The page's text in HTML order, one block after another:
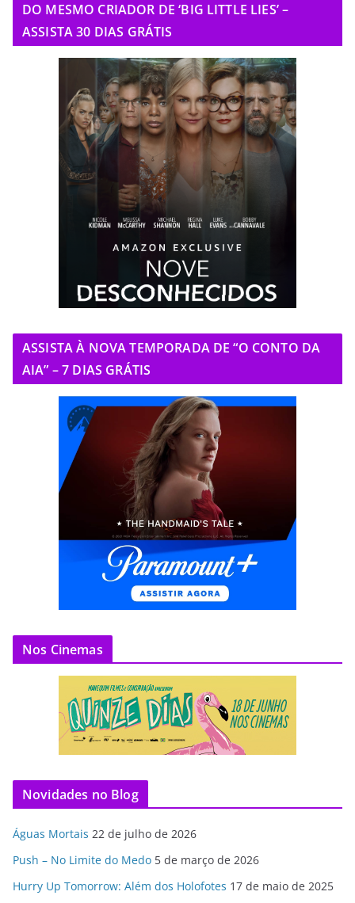
DO MESMO CRIADOR DE ‘BIG LITTLE LIES’ –
ASSISTA 30 DIAS GRÁTIS
ASSISTA À NOVA TEMPORADA DE “O CONTO DA
AIA” – 7 DIAS GRÁTIS
Nos Cinemas
Novidades no Blog
Águas Mortais 22 de julho de 2026
Push – No Limite do Medo 5 de março de 2026
Hurry Up Tomorrow: Além dos Holofotes 17 de maio de 2025